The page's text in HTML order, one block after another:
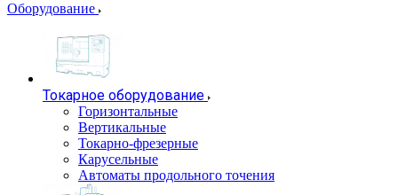
Оборудование
Токарное оборудование
Горизонтальные
Вертикальные
Токарно-фрезерные
Карусельные
Автоматы продольного точения